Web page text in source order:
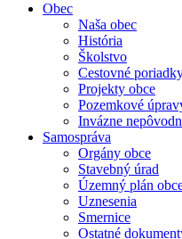
Obec
Naša obec
História
Školstvo
Cestovné
Projekty obce
Pozemkové
Invázne
Samospráva
Orgány obce
Stavebný úrad
Územný plán
Uznesenia
Smernice
Ostatné